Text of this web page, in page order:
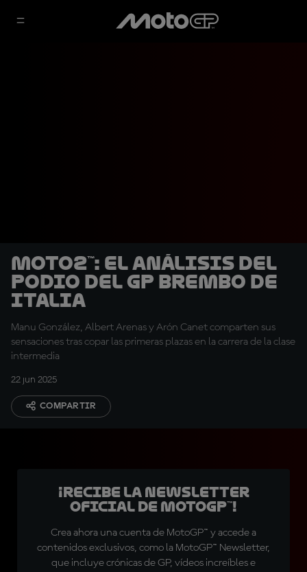
Moto2™: El análisis del
podio del GP Brembo de
Italia
Manu González, Albert Arenas y Arón Canet comparten sus
sensaciones tras copar las primeras plazas en la carrera de la clase
intermedia
22 jun 2025
COMPARTIR
¡Recibe la Newsletter
oficial de MotoGP™!
Crea ahora una cuenta de MotoGP™ y accede a
contenidos exclusivos, como la MotoGP™ Newsletter,
que incluye crónicas de GP, vídeos increíbles e